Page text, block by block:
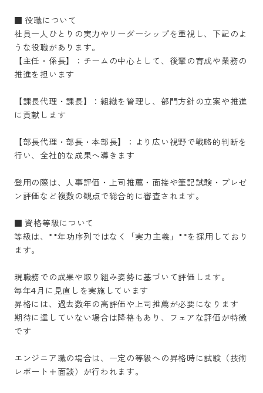
■ 役職について
社員一人ひとりの実力やリーダーシップを重視し、下記のよ
うな役職があります。
【主任・係長】：チームの中心として、後輩の育成や業務の
推進を担います
【課長代理・課長】：組織を管理し、部門方針の立案や推進
に貢献します
【部長代理・部長・本部長】：より広い視野で戦略的判断を
行い、全社的な成果へ導きます
登用の際は、人事評価・上司推薦・面接や筆記試験・プレゼ
ン評価など複数の観点で総合的に審査されます。
■ 資格等級について
等級は、**年功序列ではなく「実力主義」**を採用しており
ます。
現職務での成果や取り組み姿勢に基づいて評価します。
毎年4月に見直しを実施しています
昇格には、過去数年の高評価や上司推薦が必要になります
期待に達していない場合は降格もあり、フェアな評価が特徴
です
エンジニア職の場合は、一定の等級への昇格時に試験（技術
レポート＋面談）が行われます。